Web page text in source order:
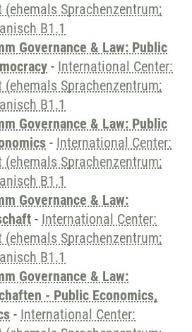
(ehemals Sprachenzentrum;
B1.1
Governance & Law: Public
- International Center:
(ehemals Sprachenzentrum;
B1.1
Governance & Law: Public
- International Center:
(ehemals Sprachenzentrum;
B1.1
Governance & Law:
- International Center:
(ehemals Sprachenzentrum;
B1.1
Governance & Law:
- Public Economics,
- International Center: